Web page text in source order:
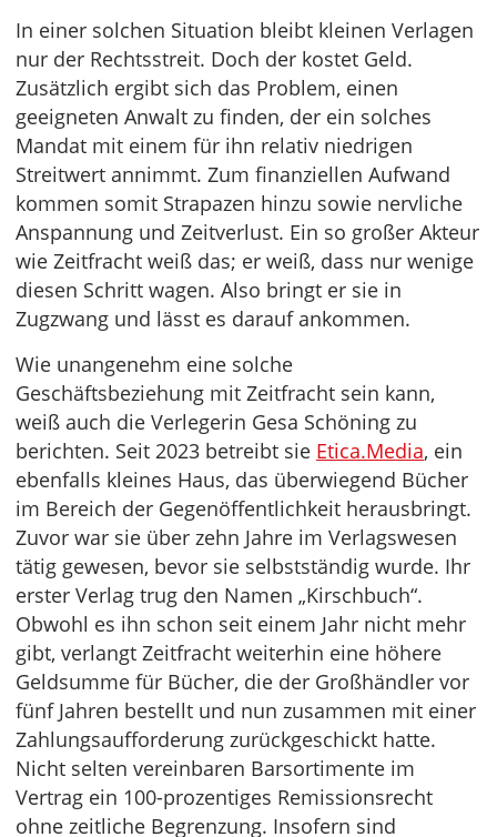
In einer solchen Situation bleibt kleinen Verlagen
nur der Rechtsstreit. Doch der kostet Geld.
Zusätzlich ergibt sich das Problem, einen
geeigneten Anwalt zu finden, der ein solches
Mandat mit einem für ihn relativ niedrigen
Streitwert annimmt. Zum finanziellen Aufwand
kommen somit Strapazen hinzu sowie nervliche
Anspannung und Zeitverlust. Ein so großer Akteur
wie Zeitfracht weiß das; er weiß, dass nur wenige
diesen Schritt wagen. Also bringt er sie in
Zugzwang und lässt es darauf ankommen.
Wie unangenehm eine solche
Geschäftsbeziehung mit Zeitfracht sein kann,
weiß auch die Verlegerin Gesa Schöning zu
berichten. Seit 2023 betreibt sie Etica.Media, ein
ebenfalls kleines Haus, das überwiegend Bücher
im Bereich der Gegenöffentlichkeit herausbringt.
Zuvor war sie über zehn Jahre im Verlagswesen
tätig gewesen, bevor sie selbstständig wurde. Ihr
erster Verlag trug den Namen „Kirschbuch“.
Obwohl es ihn schon seit einem Jahr nicht mehr
gibt, verlangt Zeitfracht weiterhin eine höhere
Geldsumme für Bücher, die der Großhändler vor
fünf Jahren bestellt und nun zusammen mit einer
Zahlungsaufforderung zurückgeschickt hatte.
Nicht selten vereinbaren Barsortimente im
Vertrag ein 100-prozentiges Remissionsrecht
ohne zeitliche Begrenzung. Insofern sind